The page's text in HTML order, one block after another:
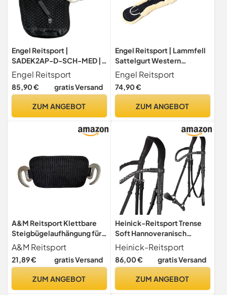
Engel Reitsport |
SADEK2AP-D-SCH-MED |
Lammfell Satteldecke |
Korrektur Aufpolsterbar |
Fellrand vorne und hinten |
med.
Engel Reitsport
85,90 € gratis Versand
ZUM ANGEBOT
Engel Reitsport | Lammfell
Sattelgurt Western
Kurzgurt Konturgurt
WGURT-55-SCH-MED
schwarz/med. 22" 55cm
Engel Reitsport
74,90 €
ZUM ANGEBOT
A&M Reitsport Klettbare
Steigbügelaufhängung für
baumlose Sättel,
Grau/Schwarz, Edelstahl,
Offene
21cm breit, ca. 9,5cm lang
A&M Reitsport
21,89 € gratis Versand
ZUM ANGEBOT
Heinick-Reitsport Trense
Soft Hannoveranisch
verstellbar Stride Schwarz
~ Glow-Ash ~ Vollblut
Heinick-Reitsport
86,00 € gratis Versand
ZUM ANGEBOT